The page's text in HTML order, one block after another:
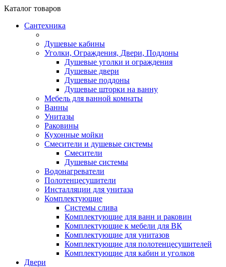
Каталог товаров
Сантехника
Душевые кабины
Уголки, Ограждения, Двери, Поддоны
Душевые уголки и ограждения
Душевые двери
Душевые поддоны
Душевые шторки на ванну
Мебель для ванной комнаты
Ванны
Унитазы
Раковины
Кухонные мойки
Смесители и душевые системы
Смесители
Душевые системы
Водонагреватели
Полотенцесушители
Инсталляции для унитаза
Комплектующие
Системы слива
Комплектующие для ванн и раковин
Комплектующие к мебели для ВК
Комплектующие для унитазов
Комплектующие для полотенцесушителей
Комплектующие для кабин и уголков
Двери